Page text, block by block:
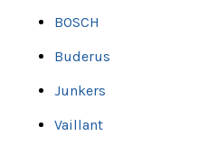
BOSCH
Buderus
Junkers
Vaillant